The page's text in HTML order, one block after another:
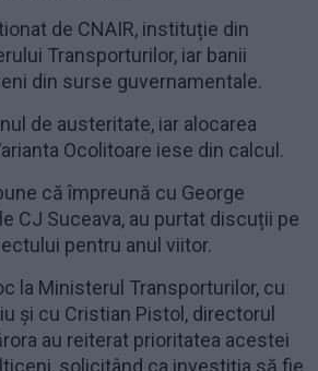
de CNAIR, instituție din
Transporturilor, iar banii
din surse guvernamentale.
de austeritate, iar alocarea
Ocolitoare iese din calcul.
că împreună cu George
CJ Suceava, au purtat discuții pe
pentru anul viitor.
la Ministerul Transporturilor, cu
și cu Cristian Pistol, directorul
au reiterat prioritatea acestei
solicitând ca investiția să fie